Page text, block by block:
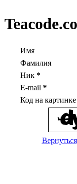
Имя
Фамилия
Ник *
E-mail *
Код на
Вернуться